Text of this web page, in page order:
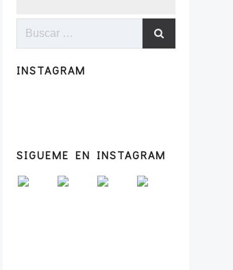
Buscar:
INSTAGRAM
SIGUEME EN INSTAGRAM